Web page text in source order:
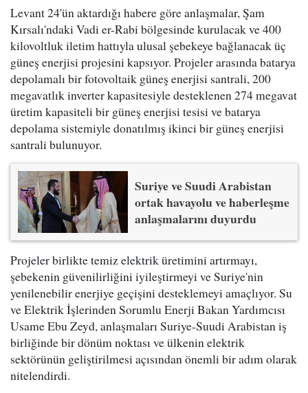
Levant 24'ün aktardığı habere göre anlaşmalar, Şam
Kırsalı'ndaki Vadi er-Rabi bölgesinde kurulacak ve 400
kilovoltluk iletim hattıyla ulusal şebekeye bağlanacak üç
güneş enerjisi projesini kapsıyor. Projeler arasında batarya
depolamalı bir fotovoltaik güneş enerjisi santrali, 200
megavatlık inverter kapasitesiyle desteklenen 274 megavat
üretim kapasiteli bir güneş enerjisi tesisi ve batarya
depolama sistemiyle donatılmış ikinci bir güneş enerjisi
santrali bulunuyor.
Suriye ve Suudi Arabistan
ortak havayolu ve haberleşme
anlaşmalarını duyurdu
Projeler birlikte temiz elektrik üretimini artırmayı,
şebekenin güvenilirliğini iyileştirmeyi ve Suriye'nin
yenilenebilir enerjiye geçişini desteklemeyi amaçlıyor. Su
ve Elektrik İşlerinden Sorumlu Enerji Bakan Yardımcısı
Usame Ebu Zeyd, anlaşmaları Suriye-Suudi Arabistan iş
birliğinde bir dönüm noktası ve ülkenin elektrik
sektörünün geliştirilmesi açısından önemli bir adım olarak
nitelendirdi.